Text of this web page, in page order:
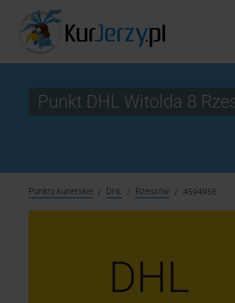
Punkt DHL Witolda 8
Punkty kurierskie DHL Rzeszów 4594956
DHL